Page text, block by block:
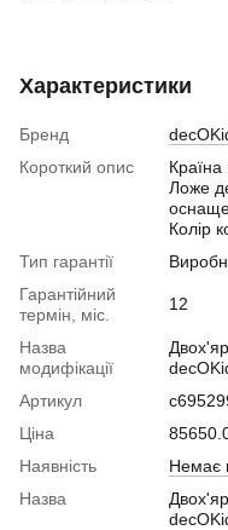
Характеристики
Бренд
Короткий опис
Країна
Ложе
Колір
Тип гарантії
Гарантійний
термін, міс.
12
Назва
модифікації
Артикул
Ціна
Наявність
Немає
Назва